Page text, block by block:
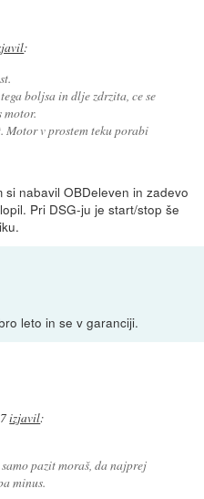
:
boljsa in dlje zdrzita, ce se
motor.
Motor v prostem teku porabi
nabavil OBDeleven in zadevo
Pri DSG-ju je start/stop še
leto in se v garanciji.
izjavil:
pazit moraš, da najprej
minus.